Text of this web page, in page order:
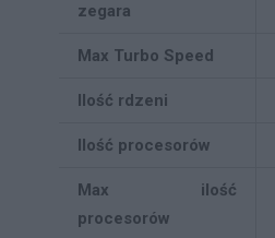
zegara
Max Turbo Speed
Ilość rdzeni
Ilość procesorów
Max ilość
procesorów